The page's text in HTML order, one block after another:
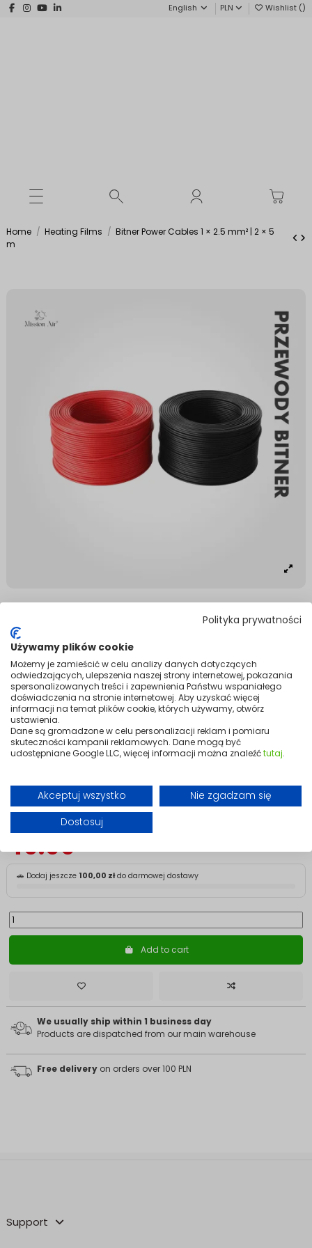
Polityka prywatności
Używamy plików cookie
Możemy je zamieścić w celu analizy danych dotyczących
odwiedzających, ulepszenia naszej strony internetowej, pokazania
spersonalizowanych treści i zapewnienia Państwu wspaniałego
doświadczenia na stronie internetowej. Aby uzyskać więcej
informacji na temat plików cookie, których używamy, otwórz
ustawienia.
Dane są gromadzone w celu personalizacji reklam i pomiaru
skuteczności kampanii reklamowych. Dane mogą być
udostępniane Google LLC, więcej informacji można znaleźćtutaj.
Akceptuj wszystko
Nie zgadzam się
Dostosuj
English PLN Wishlist ()
Home Heating Films
Bitner Power Cables 1 × 2.5 mm² | 2 × 5
m
Bitner Power Cables 1 × 2.5 mm² | 2 ×
5 m
Reliable connections for heating installations.
High-quality cables designed for stable, safe power supply to heating
and electrical systems. The two 5 m lengths give you flexibility during
installation, allowing you to cut and route exactly as the job requires.
Flexible, easy to run, and built to resist damage — they handle the
demands of underfloor heating systems, heating films, and other
installations where dependable power delivery is essential.
difference.
en Etykieta produktów dostępnych w magazynie
49.99
🚗 Dodaj jeszcze 100,00 złdo darmowej dostawy
Add to cart
We usually ship within 1 business day
Products are dispatched from our main warehouse
Free delivery on orders over 100 PLN
Support